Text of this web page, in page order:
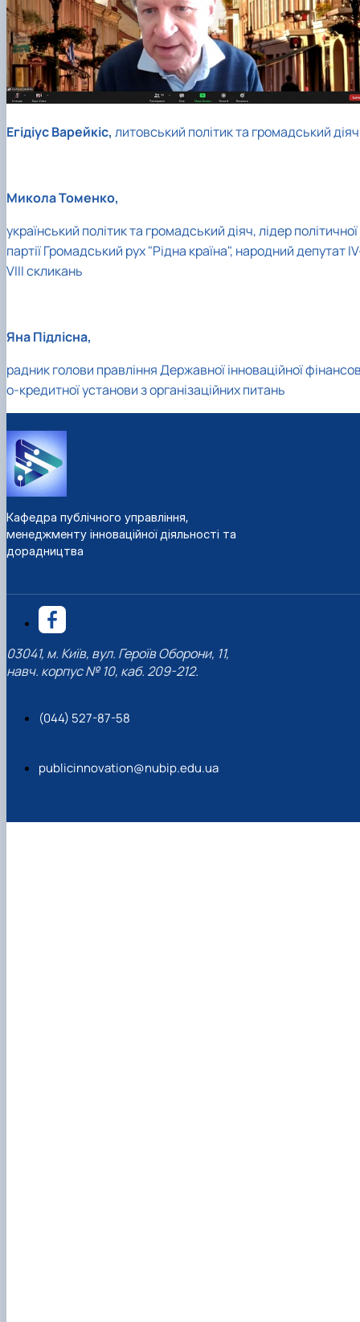
Егідіус Варейкіс, литовський політик та громадський діяч
Микола Томенко,
український політик та громадський діяч, лідер політичної
партії Громадський рух "Рідна країна", народний депутат
VIII скликань
Яна Підлісна,
радник голови правління Державної інноваційної
о-кредитної установи з організаційних питань
Кафедра публічного управління,
менеджменту інноваційної діяльності та
дорадництва
03041, м. Київ, вул. Героїв Оборони, 11,
навч. корпус № 10, каб. 209-212.
(044) 527-87-58
publicinnovation@nubip.edu.ua